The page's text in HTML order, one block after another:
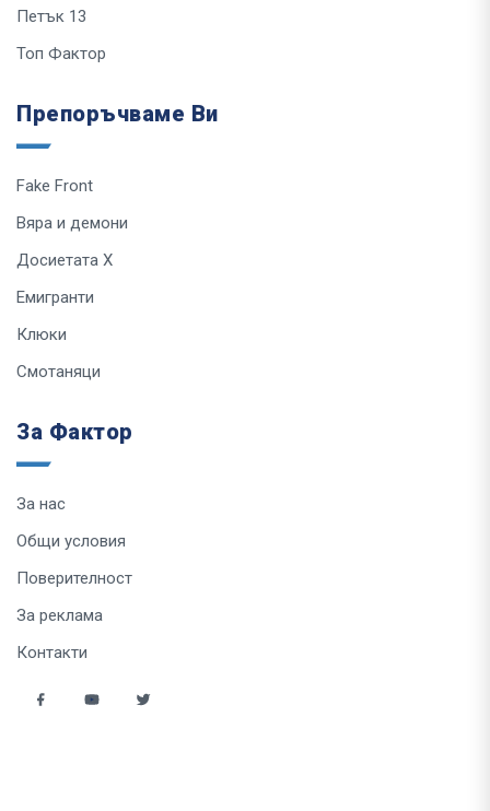
Петък 13
Топ Фактор
Препоръчваме Ви
Fake Front
Вяра и демони
Досиетата Х
Емигранти
Клюки
Смотаняци
За Фактор
За нас
Общи условия
Поверителност
За реклама
Контакти